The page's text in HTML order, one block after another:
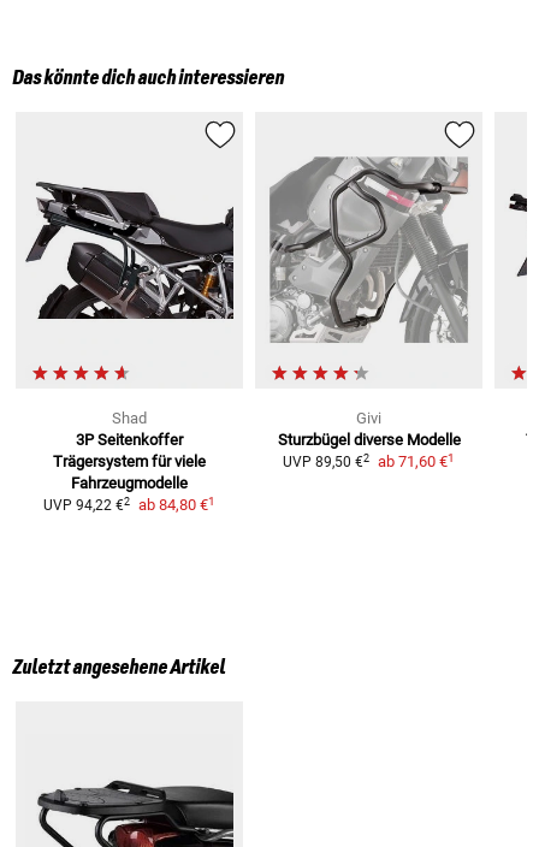
Das könnte dich auch interessieren
Shad
3P Seitenkoffer
Trägersystem für viele
Fahrzeugmodelle
UVP 94,22 €2 ab 84,80 €1
Givi
Sturzbügel diverse Modelle
UVP 89,50 €2 ab 71,60 €1
Zuletzt angesehene Artikel